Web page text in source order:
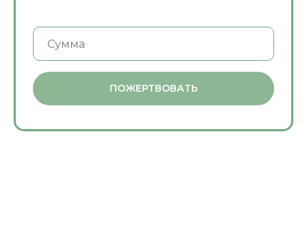
ПОЖЕРТВОВАТЬ